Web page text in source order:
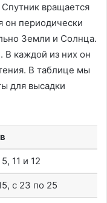
вращается
он периодически
Земли и Солнца.
В каждой из них он
В таблице мы
для высадки
11 и 12
с 23 по 25